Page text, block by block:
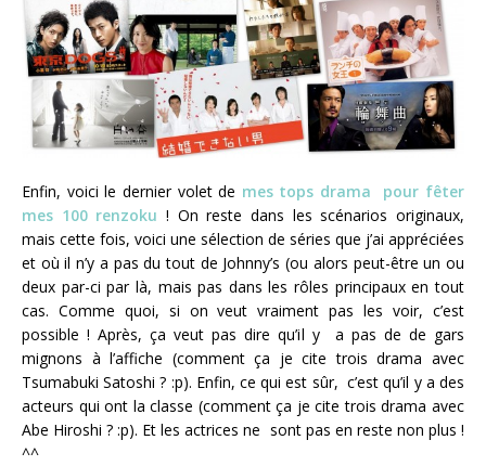
Enfin, voici le dernier volet de mes tops drama pour fêter
mes 100 renzoku ! On reste dans les scénarios originaux,
mais cette fois, voici une sélection de séries que j’ai appréciées
et où il n’y a pas du tout de Johnny’s (ou alors peut-être un ou
deux par-ci par là, mais pas dans les rôles principaux en tout
cas. Comme quoi, si on veut vraiment pas les voir, c’est
possible ! Après, ça veut pas dire qu’il y a pas de de gars
mignons à l’affiche (comment ça je cite trois drama avec
Tsumabuki Satoshi ? :p). Enfin, ce qui est sûr, c’est qu’il y a des
acteurs qui ont la classe (comment ça je cite trois drama avec
Abe Hiroshi ? :p). Et les actrices ne sont pas en reste non plus !
^^